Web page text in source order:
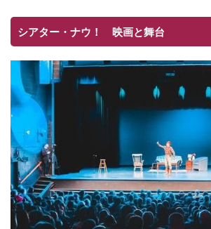
シアター・ナウ！ 映画と舞台